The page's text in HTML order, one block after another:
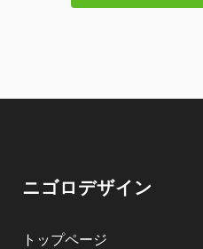
ニゴロデザイン
トップページ